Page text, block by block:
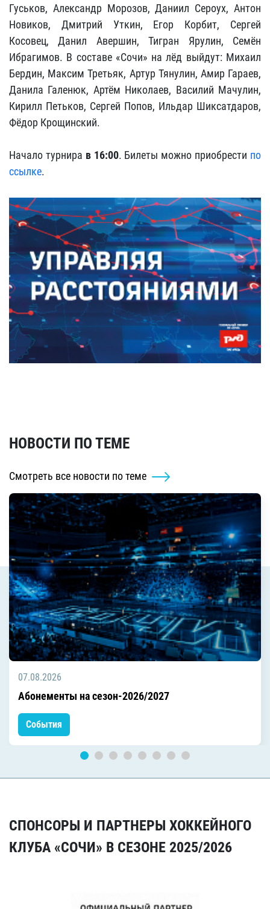
Гуськов, Александр Морозов, Даниил Сероух, Антон
Новиков, Дмитрий Уткин, Егор Корбит, Сергей
Косовец, Данил Авершин, Тигран Ярулин, Семён
Ибрагимов. В составе «Сочи» на лёд выйдут: Михаил
Бердин, Максим Третьяк, Артур Тянулин, Амир Гараев,
Данила Галенюк, Артём Николаев, Василий Мачулин,
Кирилл Петьков, Сергей Попов, Ильдар Шиксатдаров,
Фёдор Крощинский.
Начало турнира в 16:00. Билеты можно приобрести по
ссылке.
НОВОСТИ ПО ТЕМЕ
Смотреть все новости по теме
07.08.2026
Абонементы на сезон-2026/2027
События
СПОНСОРЫ И ПАРТНЕРЫ ХОККЕЙНОГО
КЛУБА «СОЧИ» В СЕЗОНЕ 2025/2026